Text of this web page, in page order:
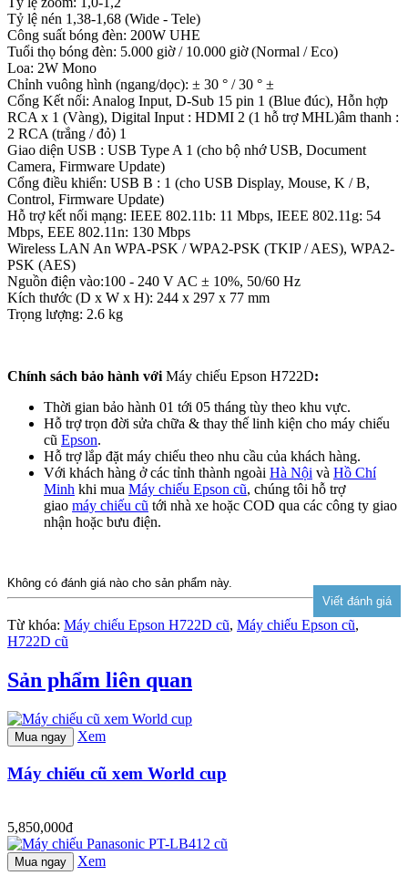
Tỷ lệ nén 1,38-1,68 (Wide - Tele)
Công suất bóng đèn: 200W UHE
Tuổi thọ bóng đèn: 5.000 giờ / 10.000 giờ (Normal / Eco)
Loa: 2W Mono
Chỉnh vuông hình (ngang/dọc): ± 30 ° / 30 ° ±
Cổng Kết nối: Analog Input, D-Sub 15 pin 1 (Blue đúc), Hỗn hợp
RCA x 1 (Vàng), Digital Input : HDMI 2 (1 hỗ trợ MHL)âm thanh :
2 RCA (trắng / đỏ) 1
Giao diện USB : USB Type A 1 (cho bộ nhớ USB, Document
Camera, Firmware Update)
Cổng điều khiển: USB B : 1 (cho USB Display, Mouse, K / B,
Control, Firmware Update)
Hỗ trợ kết nối mạng: IEEE 802.11b: 11 Mbps, IEEE 802.11g: 54
Mbps, EEE 802.11n: 130 Mbps
Wireless LAN An WPA-PSK / WPA2-PSK (TKIP / AES), WPA2-
PSK (AES)
Nguồn điện vào:100 - 240 V AC ± 10%, 50/60 Hz
Kích thước (D x W x H): 244 x 297 x 77 mm
Trọng lượng: 2.6 kg
Chính sách bảo hành với Máy chiếu Epson H722D:
Thời gian bảo hành 01 tới 05 tháng tùy theo khu vực.
Hỗ trợ trọn đời sửa chữa & thay thế linh kiện cho máy chiếu
cũ Epson.
Hỗ trợ lắp đặt máy chiếu theo nhu cầu của khách hàng.
Với khách hàng ở các tỉnh thành ngoài Hà Nội và Hồ Chí
Minh khi mua Máy chiếu Epson cũ, chúng tôi hỗ trợ
giao máy chiếu cũ tới nhà xe hoặc COD qua các công ty giao
nhận hoặc bưu điện.
Không có đánh giá nào cho sản phẩm này.
Từ khóa: Máy chiếu Epson H722D cũ, Máy chiếu Epson cũ,
H722D cũ
Sản phẩm liên quan
Mua ngay Xem
Máy chiếu cũ xem World cup
5,850,000đ
Mua ngay Xem